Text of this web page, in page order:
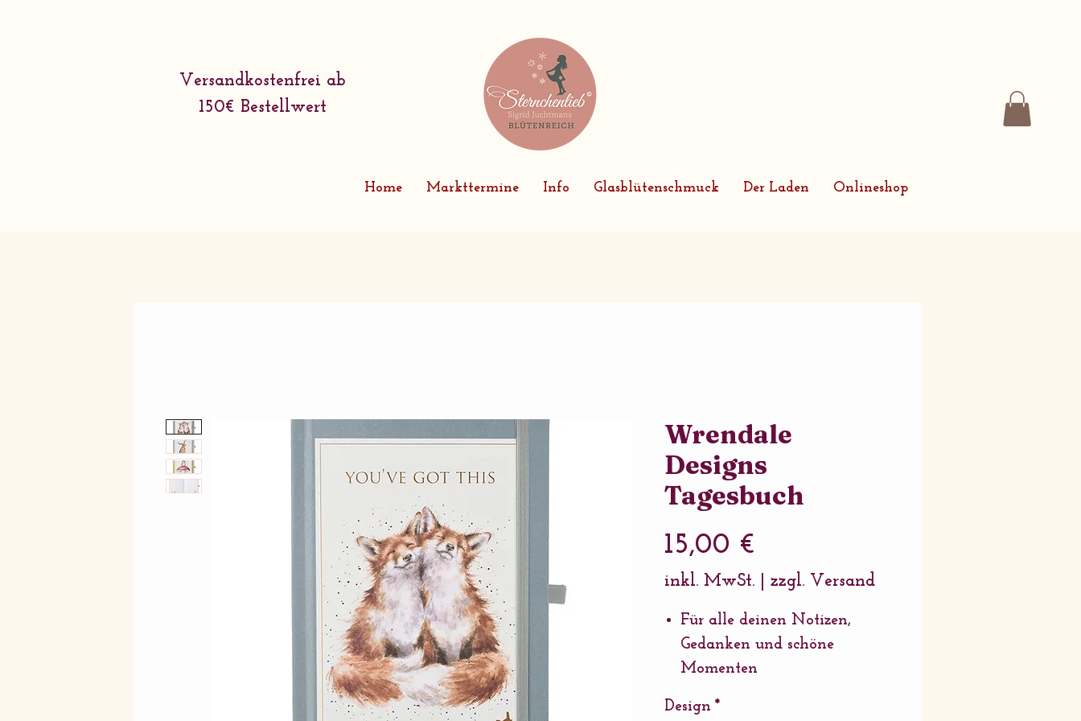
Home Markttermine Info Glasblütenschmuck Der Laden Onlineshop
Versandkostenfrei ab
150€ Bestellwert
Wrendale
Designs
Tagesbuch
15,00 €
inkl. MwSt. zzgl. Versand
Für alle deinen Notizen,
Gedanken und schöne
Momenten
strukturierte Oberfläche, die
Design *